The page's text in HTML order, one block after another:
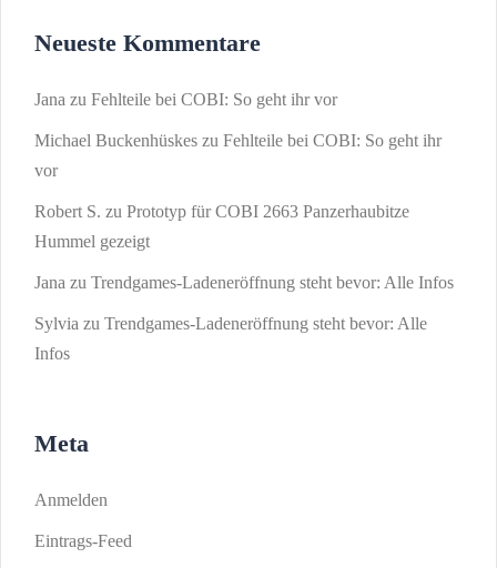
Neueste Kommentare
Jana zu Fehlteile bei COBI: So geht ihr vor
Michael Buckenhüskes zu Fehlteile bei COBI: So geht ihr
vor
Robert S. zu Prototyp für COBI 2663 Panzerhaubitze
Hummel gezeigt
Jana zu Trendgames-Ladeneröffnung steht bevor: Alle Infos
Sylvia zu Trendgames-Ladeneröffnung steht bevor: Alle
Infos
Meta
Anmelden
Eintrags-Feed